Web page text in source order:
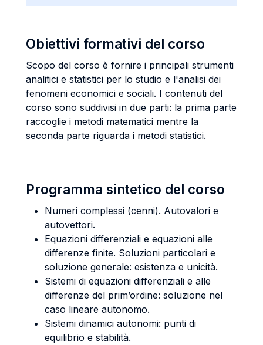
Obiettivi formativi del corso
Scopo del corso è fornire i principali strumenti
analitici e statistici per lo studio e l'analisi dei
fenomeni economici e sociali. I contenuti del
corso sono suddivisi in due parti: la prima parte
raccoglie i metodi matematici mentre la
seconda parte riguarda i metodi statistici.
Programma sintetico del corso
Numeri complessi (cenni). Autovalori e
autovettori.
Equazioni differenziali e equazioni alle
differenze finite. Soluzioni particolari e
soluzione generale: esistenza e unicità.
Sistemi di equazioni differenziali e alle
differenze del prim’ordine: soluzione nel
caso lineare autonomo.
Sistemi dinamici autonomi: punti di
equilibrio e stabilità.